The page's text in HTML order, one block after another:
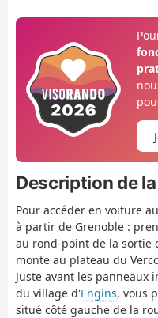
Description de
Pour accéder en voiture
à partir de Grenoble :
au rond-point de la sortie
monte au plateau du
Juste avant les
du village d'Engins, vous
situé côté gauche de la